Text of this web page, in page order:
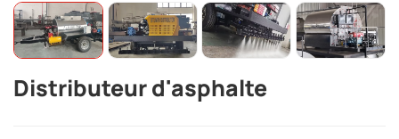
Distributeur d'asphalte